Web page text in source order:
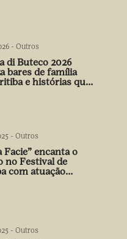
- Outros
di Buteco 2026
bares de família
e histórias que
- Outros
Facie” encanta o
no Festival de
com atuação
- Outros